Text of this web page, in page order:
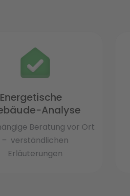
Energetische
Analyse
Beratung vor Ort
– verständlichen
Erläuterungen